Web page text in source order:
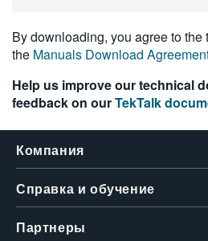
By downloading, you agree to
the Manuals Download
Help us improve our technical
feedback on ourTekTalk
Компания
Справка и обучение
Партнеры